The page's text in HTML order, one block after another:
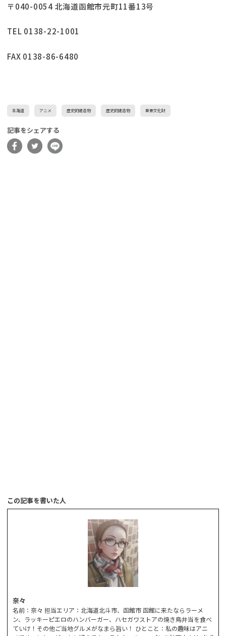
〒040-0054 北海道函館市元町11番13号
TEL 0138-22-1001
FAX 0138-86-6480
北海道 アニメ 歴史的建造物 歴史的建造物 重要文化財
記事をシェアする
この記事を書いた人
奈々
名前：奈々 担当エリア：北海道北斗市、函館市 函館に来たならラーメ
ン、ラッキーピエロのハンバーガー、ハセガワストアの焼き鳥弁当を食べ
ていけ！その他ご当地グルメがなまら旨い！ ひとこと：私の趣味はアニ